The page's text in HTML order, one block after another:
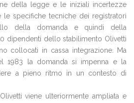
della legge e le iniziali incertezze
le specifiche tecniche dei registratori
della domanda e quindi della
dipendenti dello stabilimento Olivetti
collocati in cassa integrazione. Ma
1983 la domanda si impenna e la
a pieno ritmo in un contesto di
viene ulteriormente ampliata e